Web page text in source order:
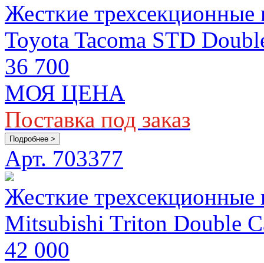
Жесткие
Toyota Tacoma STD
36 700
МОЯ ЦЕНА
Поставка под заказ
Подробнее >
Арт. 703377
Жесткие
Mitsubishi Triton Double
42 000